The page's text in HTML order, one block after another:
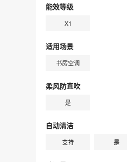
能效等级
X1
适用场景
书房空调
柔风防直吹
是
自动清洁
支持 是